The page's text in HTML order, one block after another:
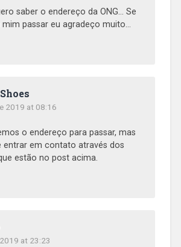
saber o endereço da ONG… Se
passar eu agradeço muito…
2019 at 08:16
o endereço para passar, mas
entrar em contato através dos
estão no post acima.
at 23:23